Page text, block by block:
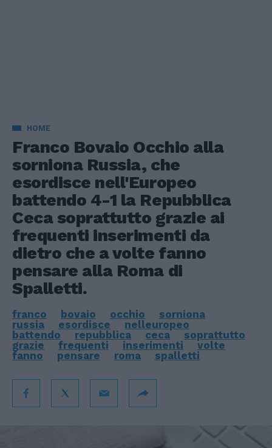
HOME
Franco Bovaio Occhio alla
sorniona Russia, che
esordisce nell'Europeo
battendo 4-1 la Repubblica
Ceca soprattutto grazie ai
frequenti inserimenti da
dietro che a volte fanno
pensare alla Roma di
Spalletti.
franco bovaio occhio
sorniona
russia
esordisce
nelleuropeo
battendo
repubblica ceca
soprattutto
grazie
frequenti inserimenti
volte
fanno
pensare roma spalletti